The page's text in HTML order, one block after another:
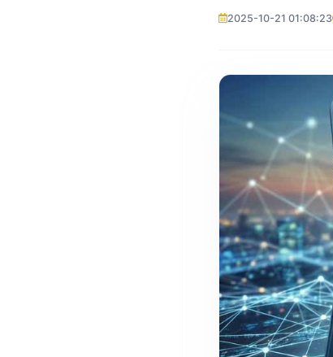
2025-10-21 01:08:23